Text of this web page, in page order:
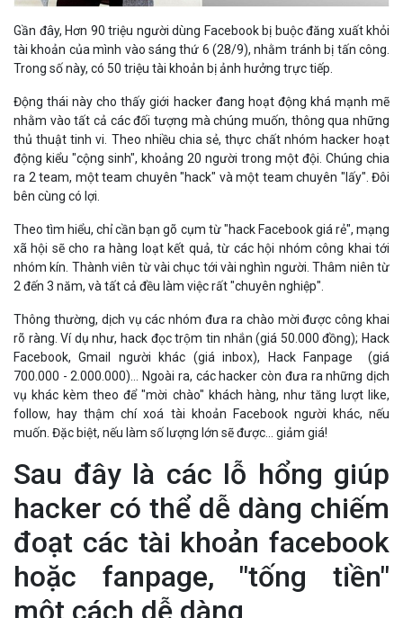
Theo tìm hiểu, chỉ cần bạn gõ cụm từ "hack Facebook giá rẻ", mạng
xã hội sẽ cho ra hàng loạt kết quả, từ các hội nhóm công khai tới
nhóm kín. Thành viên từ vài chục tới vài nghìn người. Thâm niên từ
2 đến 3 năm, và tất cả đều làm việc rất "chuyên nghiệp".
Thông thường, dịch vụ các nhóm đưa ra chào mời được công khai
rõ ràng. Ví dụ như, hack đọc trộm tin nhắn (giá 50.000 đồng); Hack
Facebook, Gmail người khác (giá inbox), Hack Fanpage (giá
700.000 - 2.000.000)... Ngoài ra, các hacker còn đưa ra những dịch
vụ khác kèm theo để "mời chào" khách hàng, như tăng lượt like,
follow, hay thậm chí xoá tài khoản Facebook người khác, nếu
muốn. Đặc biệt, nếu làm số lượng lớn sẽ được... giảm giá!
Sau đây là các lỗ hổng giúp
hacker có thể dễ dàng chiếm
đoạt các tài khoản facebook
hoặc fanpage, "tống tiền"
một cách dễ dàng
1. Tận dụng lỗ hổng về bảo mật thông tin trên Facebook,
nhiều hacker dễ dàng tấn công nhiều tài khoản, nhất là
những ai từng tham gia các ứng dụng trên FB hoặc vào các
website nhưng không đăng ký tài khoản mới mà chọn hình
thức "Đăng nhập bằng tài khoản FB".
2. Những lần các tài khoản nhờ nhóm IT mở khoá Facebook (khi bị
quên mật khẩu), tăng lượt follow, tăng tương tác, thì đương nhiên
các nhóm đó đều đã có thông tin và token của các nạn nhân. Hoặc
đơn giản khi người dùng tham gia các ứng dụng gây tò mò trên FB